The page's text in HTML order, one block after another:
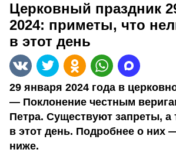
Церковный праздник
2024: приметы, что
в этот день
29 января 2024 года в
— Поклонение честным
Петра. Существуют запреты, а
в этот день. Подробнее о них
ниже.